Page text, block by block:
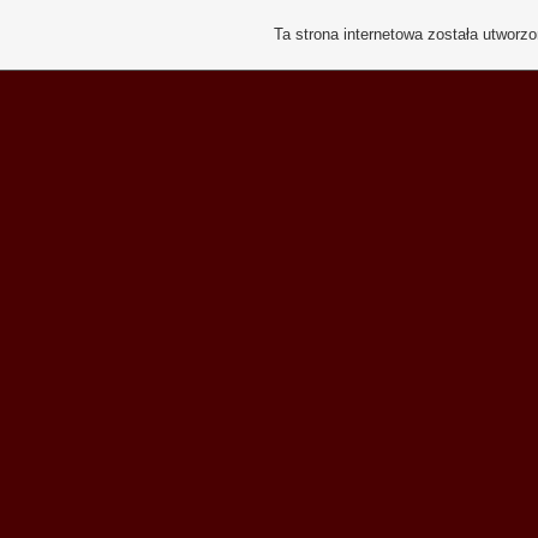
Ta strona internetowa została